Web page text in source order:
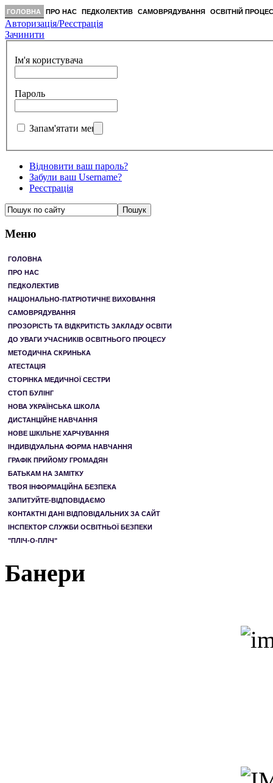
ГОЛОВНА ПРО НАС ПЕДКОЛЕКТИВ САМОВРЯДУВАННЯ ОСВІТНІЙ ПРОЦЕС
Авторизація/Реєстрація
Зачинити
Ім'я користувача
Пароль
Запам'ятати мене
Відновити ваш пароль?
Забули ваш Username?
Реєстрація
Меню
ГОЛОВНА
ПРО НАС
ПЕДКОЛЕКТИВ
НАЦІОНАЛЬНО-ПАТРІОТИЧНЕ ВИХОВАННЯ
САМОВРЯДУВАННЯ
ПРОЗОРІСТЬ ТА ВІДКРИТІСТЬ ЗАКЛАДУ ОСВІТИ
ДО УВАГИ УЧАСНИКІВ ОСВІТНЬОГО ПРОЦЕСУ
МЕТОДИЧНА СКРИНЬКА
АТЕСТАЦІЯ
СТОРІНКА МЕДИЧНОЇ СЕСТРИ
СТОП БУЛІНГ
НОВА УКРАЇНСЬКА ШКОЛА
ДИСТАНЦІЙНЕ НАВЧАННЯ
НОВЕ ШКІЛЬНЕ ХАРЧУВАННЯ
ІНДИВІДУАЛЬНА ФОРМА НАВЧАННЯ
ГРАФІК ПРИЙОМУ ГРОМАДЯН
БАТЬКАМ НА ЗАМІТКУ
ТВОЯ ІНФОРМАЦІЙНА БЕЗПЕКА
ЗАПИТУЙТЕ-ВІДПОВІДАЄМО
КОНТАКТНІ ДАНІ ВІДПОВІДАЛЬНИХ ЗА САЙТ
ІНСПЕКТОР СЛУЖБИ ОСВІТНЬОЇ БЕЗПЕКИ
"ПЛІЧ-О-ПЛІЧ"
Банери